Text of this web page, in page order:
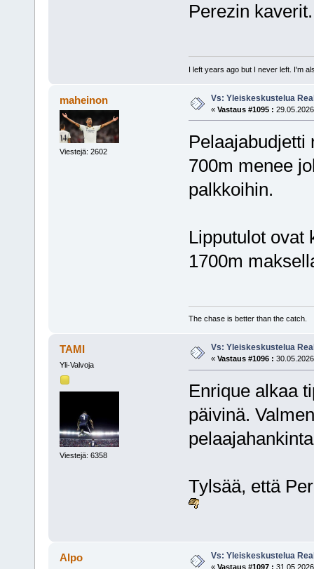
Perezin kaverit.
I left years ago but I never left. I'm
maheinon
Viestejä: 2602
Vs: Yleiskeskustelua
« Vastaus #1095 :
Pelaajabudjetti
700m menee
palkkoihin.
Lipputulot ovat
1700m
The chase is better than the catch.
TAMI
Yli-Valvoja
Viestejä: 6358
Vs: Yleiskeskustelua
« Vastaus #1096 :
Enrique alkaa
päivinä.
Tylsää, että
Alpo Vs: Yleiskeskustelua
« Vastaus #1097 :